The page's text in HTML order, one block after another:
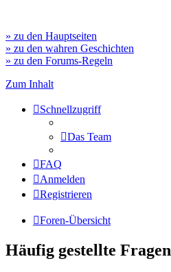
» zu den Hauptseiten
» zu den wahren Geschichten
» zu den Forums-Regeln
Zum Inhalt
Schnellzugriff
Das Team
FAQ
Anmelden
Registrieren
Foren-Übersicht
Häufig gestellte Fragen